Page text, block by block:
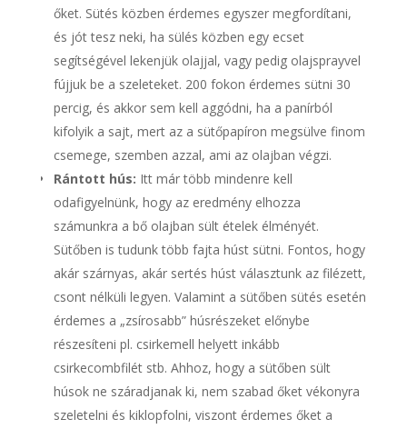
őket. Sütés közben érdemes egyszer megfordítani,
és jót tesz neki, ha sülés közben egy ecset
segítségével lekenjük olajjal, vagy pedig olajsprayvel
fújjuk be a szeleteket. 200 fokon érdemes sütni 30
percig, és akkor sem kell aggódni, ha a panírból
kifolyik a sajt, mert az a sütőpapíron megsülve finom
csemege, szemben azzal, ami az olajban végzi.
Rántott hús: Itt már több mindenre kell
odafigyelnünk, hogy az eredmény elhozza
számunkra a bő olajban sült ételek élményét.
Sütőben is tudunk több fajta húst sütni. Fontos, hogy
akár szárnyas, akár sertés húst választunk az filézett,
csont nélküli legyen. Valamint a sütőben sütés esetén
érdemes a „zsírosabb” húsrészeket előnybe
részesíteni pl. csirkemell helyett inkább
csirkecombfilét stb. Ahhoz, hogy a sütőben sült
húsok ne száradjanak ki, nem szabad őket vékonyra
szeletelni és kiklopfolni, viszont érdemes őket a